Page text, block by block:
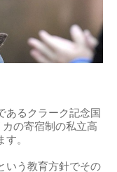
あるクラーク記念国
の寄宿制の私立高
。
いう教育方針でその